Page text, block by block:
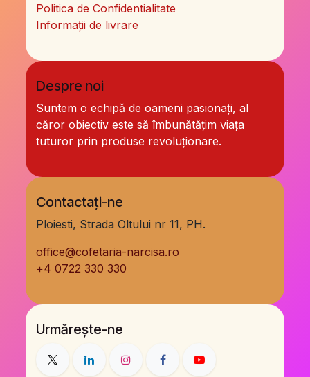
Politica de Confidentialitate
Informații de livrare
Despre noi
Suntem o echipă de oameni pasionați, al
căror obiectiv este să îmbunătățim viața
tuturor prin produse revoluționare.
Contactați-ne
Ploiesti, Strada Oltului nr 11, PH.
office@cofetaria-narcisa.ro
+4 0722 330 330
Urmărește-ne